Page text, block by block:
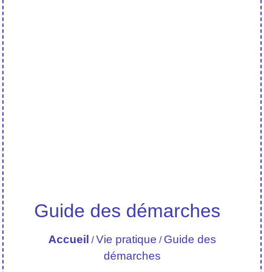
Guide des démarches
Accueil /Vie pratique / Guide des
démarches